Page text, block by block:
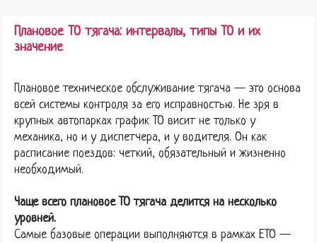
Плановое ТО тягача: интервалы, типы ТО и их
значение
Плановое техническое обслуживание тягача — это основа
всей системы контроля за его исправностью. Не зря в
крупных автопарках график ТО висит не только у
механика, но и у диспетчера, и у водителя. Он как
расписание поездов: четкий, обязательный и жизненно
необходимый.
Чаще всего плановое ТО тягача делится на несколько
уровней.
Самые базовые операции выполняются в рамках ЕТО —